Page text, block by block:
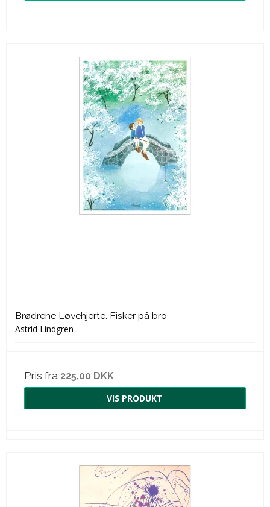
Brødrene Løvehjerte. Fisker på bro
Astrid Lindgren
Pris fra 225,00 DKK
VIS PRODUKT